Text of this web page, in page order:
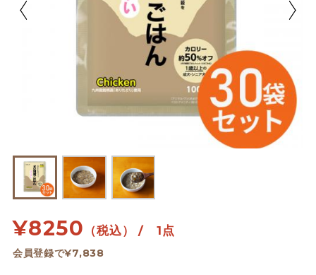
¥8250 （税込） / 1点
会員登録で¥7,838